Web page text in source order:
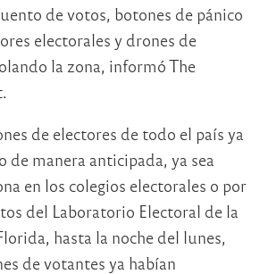
de votos, botones de pánico
electorales y drones de
la zona, informó The
de electores de todo el país ya
de manera anticipada, ya sea
en los colegios electorales o por
del Laboratorio Electoral de la
hasta la noche del lunes,
de votantes ya habían